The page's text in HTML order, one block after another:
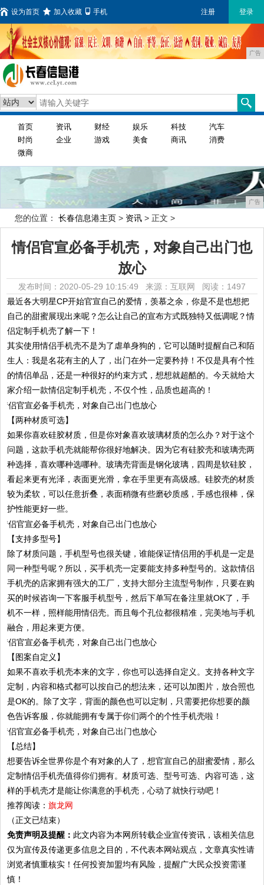
设为首页 加入收藏 手机 注册 登录
广告
首页 资讯 财经 娱乐 科技
汽车
时尚
企业 游戏 美食 商讯
消费
微商
广告
您的位置： 长春信息港主页 > 资讯 > 正文 >
情侣官宣必备手机壳，对象自己出门也
放心
发布时间：2020-05-29 10:15:49 来源：互联网 阅读：1497
最近各大明星CP开始官宣自己的爱情，羡慕之余，你是不是也想把
自己的甜蜜展现出来呢？怎么让自己的宣布方式既独特又低调呢？情
侣定制手机壳了解一下！
其实使用情侣手机壳不是为了虐单身狗的，它可以随时提醒自己和陌
生人：我是名花有主的人了，出门在外一定要矜持！不仅是具有个性
的情侣单品，还是一种很好的约束方式，想想就超酷的。今天就给大
家介绍一款情侣定制手机壳，不仅个性，品质也超高的！
【两种材质可选】
如果你喜欢硅胶材质，但是你对象喜欢玻璃材质的怎么办？对于这个
问题，这款手机壳就能帮你很好地解决。因为它有硅胶壳和玻璃壳两
种选择，喜欢哪种选哪种。玻璃壳背面是钢化玻璃，四周是软硅胶，
看起来更有光泽，表面更光滑，拿在手里更有高级感。硅胶壳的材质
较为柔软，可以任意折叠，表面稍微有些磨砂质感，手感也很棒，保
护性能更好一些。
【支持多型号】
除了材质问题，手机型号也很关键，谁能保证情侣用的手机是一定是
同一种型号呢？所以，买手机壳一定要能支持多种型号的。这款情侣
手机壳的店家拥有强大的工厂，支持大部分主流型号制作，只要在购
买的时候咨询一下客服手机型号，然后下单写在备注里就OK了，手
机不一样，照样能用情侣壳。而且每个孔位都很精准，完美地与手机
融合，用起来更方便。
【图案自定义】
如果不喜欢手机壳本来的文字，你也可以选择自定义。支持各种文字
定制，内容和格式都可以按自己的想法来，还可以加图片，放合照也
是OK的。除了文字，背面的颜色也可以定制，只需要把你想要的颜
色告诉客服，你就能拥有专属于你们两个的个性手机壳啦！
【总结】
想要告诉全世界你是个有对象的人了，想官宣自己的甜蜜爱情，那么
定制情侣手机壳值得你们拥有。材质可选、型号可选、内容可选，这
样的手机壳才是能让你满意的手机壳，心动了就快行动吧！
推荐阅读：旗龙网
（正文已结束）
免责声明及提醒： 此文内容为本网所转载企业宣传资讯，该相关信息
仅为宣传及传递更多信息之目的，不代表本网站观点，文章真实性请
浏览者慎重核实！任何投资加盟均有风险，提醒广大民众投资需谨
慎！